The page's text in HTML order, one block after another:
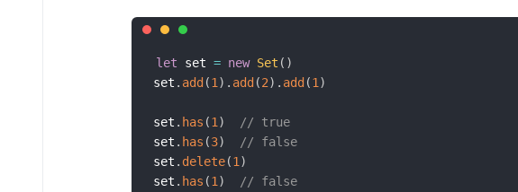
let set = new Set ( )
set . add (1) . add (2) . add (1)
set . has (1)
// true
set . has (3)
// false
set . delete(1)
set . has (1) // false